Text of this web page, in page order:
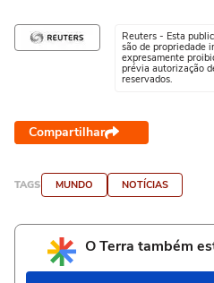
Reuters - Esta
são de propriedade
expresamente
prévia autorização
reservados.
Compartilhar
TAGS MUNDO NOTÍCIAS
O Terra também